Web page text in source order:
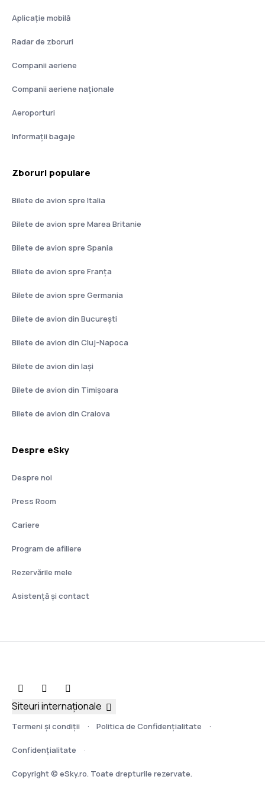
Aplicație mobilă
Radar de zboruri
Companii aeriene
Companii aeriene naţionale
Aeroporturi
Informații bagaje
Zboruri populare
Bilete de avion spre Italia
Bilete de avion spre Marea Britanie
Bilete de avion spre Spania
Bilete de avion spre Franţa
Bilete de avion spre Germania
Bilete de avion din București
Bilete de avion din Cluj-Napoca
Bilete de avion din Iași
Bilete de avion din Timișoara
Bilete de avion din Craiova
Despre eSky
Despre noi
Press Room
Cariere
Program de afiliere
Rezervările mele
Asistenţă şi contact
Termeni şi condiţii Politica de Confidențialitate
Confidențialitate
Copyright © eSky.ro. Toate drepturile rezervate.
Siteuri internaționale